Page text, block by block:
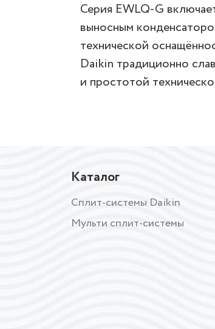
Серия EWLQ-G
выносным
технической
Daikin традиционно
и простотой
Каталог
Сплит-системы Daikin
Мульти сплит-системы